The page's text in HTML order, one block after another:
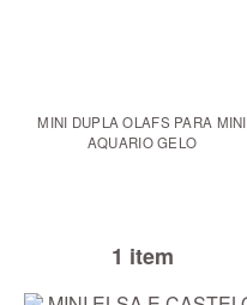
MINI DUPLA OLAFS PARA MINI
AQUARIO GELO
1 item